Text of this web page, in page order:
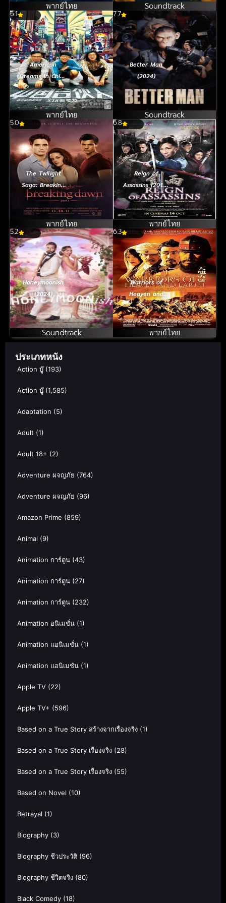
พากย์ไทย Soundtrack
6.1
American
Dreams In China
(2013) สามซ่า
กล้าท้าฝัน
พากย์ไทย
7.7
Better Man
(2024)
Soundtrack
5.0
The Twilight
Saga: Breaking
Dawn Part 1
(2011) แวมไพร์
ทไวไลท์ 4 : เบรค
กิ้ง ดอว์น ภาค 1
พากย์ไทย
6.8
Reign of
Assassins (2010)
จอห์น วู นักฆ่า
ดาบเทวดา
พากย์ไทย
5.2
Honeymoonish
(2024)
Soundtrack
6.3
Warriors of
Heaven and
Earth (2003)
ขุนพลจ้าวปฐพี
(Jiang Wen)พากย์ไทย
ประเภทหนัง
Action บู๊(193)
Action บู๊(1,585)
Adaptation (5)
Adult (1)
Adult 18+ (2)
Adventure ผจญภัย (764)
Adventure ผจญภัย (96)
Amazon Prime (859)
Animal (9)
Animation การ์ตูน (43)
Animation การ์ตูน (27)
Animation การ์ตูน (232)
Animation อนิเมชั่น (1)
Animation แอนิเมชั่น (1)
Animation แอนิเมชัน (1)
Apple TV (22)
Apple TV+ (596)
Based on a True Story สร้างจากเรื่องจริง (1)
Based on a True Story เรื่องจริง (28)
Based on a True Story เรื่องจริง (55)
Based on Novel (10)
Betrayal (1)
Biography (3)
Biography ชีวประวัติ (96)
Biography ชีวิตจริง (80)
Black Comedy (18)